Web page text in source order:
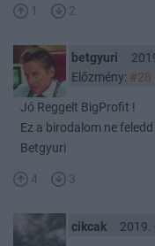
1 2
betgyuri
Előzmény: #28
Jó Reggelt BigProfit !
Ez a birodalom ne
Betgyuri
4 3
cikcak 2019.